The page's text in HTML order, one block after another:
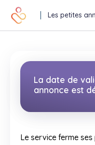
Les petites
Toutes les annonces
La date de
annonce est
Le service ferme